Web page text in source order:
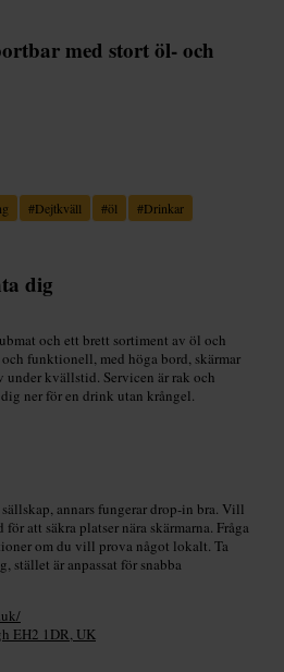
med stort öl- och
#Dejtkväll #öl #Drinkar
dig
och ett brett sortiment av öl och
funktionell, med höga bord, skärmar
kvällstid. Servicen är rak och
ner för en drink utan krångel.
annars fungerar drop-in bra. Vill
att säkra platser nära skärmarna. Fråga
om du vill prova något lokalt. Ta
stället är anpassat för snabba
EH2 1DR, UK